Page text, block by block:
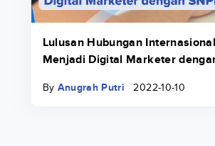
Lulusan Hubungan
Menjadi Digital Marketer
By Anugrah Putri 2022-10-10